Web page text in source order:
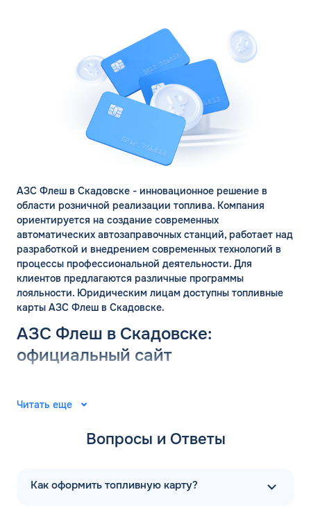
АЗС Флеш в Скадовске - инновационное решение в
области розничной реализации топлива. Компания
ориентируется на создание современных
автоматических автозаправочных станций, работает над
разработкой и внедрением современных технологий в
процессы профессиональной деятельности. Для
клиентов предлагаются различные программы
лояльности. Юридическим лицам доступны топливные
карты АЗС Флеш в Скадовске.
АЗС Флеш в Скадовске:
официальный сайт
2008 году. Специалисты разработали и внедрили
автоматические автозаправочные станции на
выпущены для АЗС “Газпром”. В последующие годы
Первая заправочная станция под названием АЗС Флеш в
Скадовске Херсонской области появилась в 2015 году.
Читать еще
Вопросы и Ответы
Как оформить топливную карту?